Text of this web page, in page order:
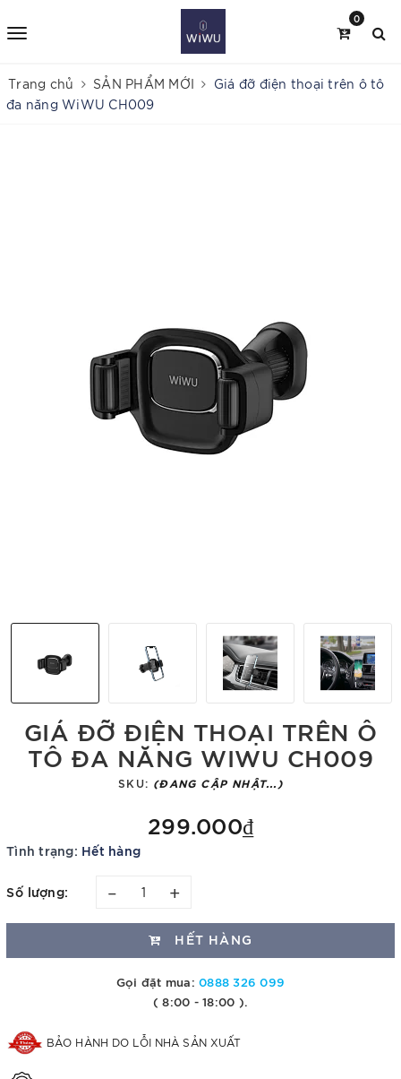
0
Trang chủ SẢN PHẨM MỚI
Giá đỡ điện thoại trên ô tô
đa năng WiWU CH009
GIÁ ĐỠ ĐIỆN THOẠI TRÊN Ô
TÔ ĐA NĂNG WIWU CH009
SKU: (ĐANG CẬP NHẬT...)
299.000₫
Tình trạng: Hết hàng
Số lượng: – +
HẾT HÀNG
Gọi đặt mua:0888 326 099
( 8:00 - 18:00 ).
BẢO HÀNH DO LỖI NHÀ SẢN XUẤT